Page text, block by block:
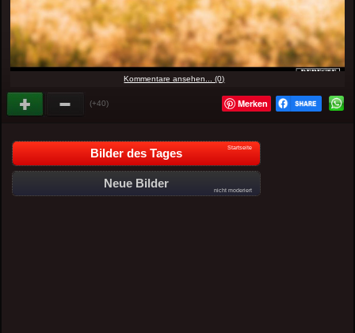
Kommentare ansehen... (0)
(+40) Merken
Bilder des Tages Startseite
Neue Bilder
nicht moderiert